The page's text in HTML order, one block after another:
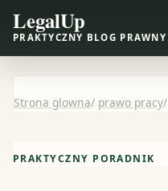
LegalUp
PRAKTYCZNY BLOG PRAWNY
Strona glowna/ prawo pracy/
PRAKTYCZNY PORADNIK